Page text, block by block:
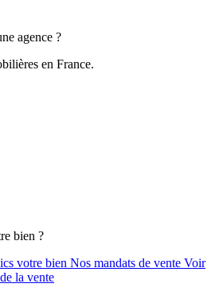
agence ?
en France.
bien ?
votre bien Nos mandats de vente Voir
la vente